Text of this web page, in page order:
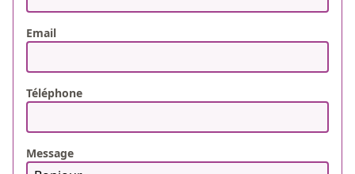
Email
Téléphone
Message